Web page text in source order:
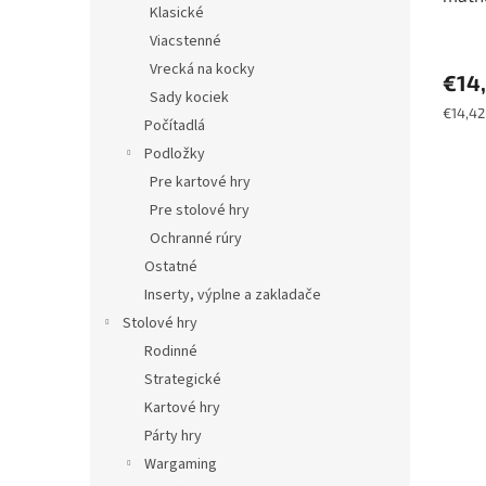
Klasické
Viacstenné
Vrecká na kocky
Sady kociek
Počítadlá
Podložky
Pre kartové hry
Pre stolové hry
Ochranné rúry
Ostatné
Inserty, výplne a zakladače
Stolové hry
Rodinné
Strategické
Kartové hry
Párty hry
Wargaming